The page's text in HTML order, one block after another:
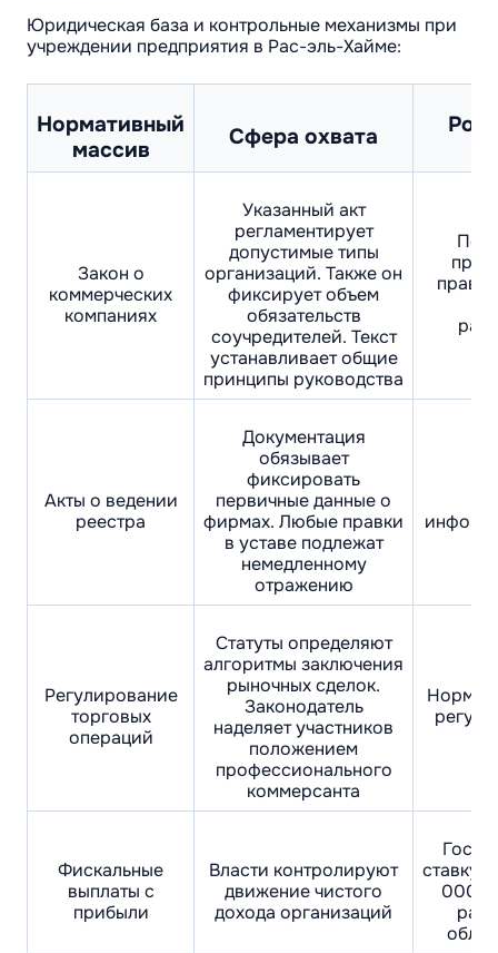
Юридическая база и контрольные механизмы при
учреждении предприятия в Рас-эль-Хайме:
Нормативный
массив
Сфера охвата
Закон о
коммерческих
компаниях
Указанный акт
регламентирует
допустимые типы
организаций. Также он
фиксирует объем
обязательств
соучредителей. Текст
устанавливает общие
принципы руководства
Акты о ведении
реестра
Документация
обязывает
фиксировать
первичные данные о
фирмах. Любые правки
в уставе подлежат
немедленному
отражению
Регулирование
торговых
операций
Статуты определяют
алгоритмы заключения
рыночных сделок.
Законодатель
наделяет участников
положением
профессионального
коммерсанта
Нормы
Фискальные
выплаты с
прибыли
Власти контролируют
движение чистого
дохода организаций
ставку
000